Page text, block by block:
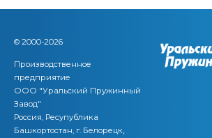
© 2000-2026
Производственное
предприятие
ООО "Уральский Пружинный
Завод"
Россия, Ресупублика
Башкортостан, г. Белорецк,